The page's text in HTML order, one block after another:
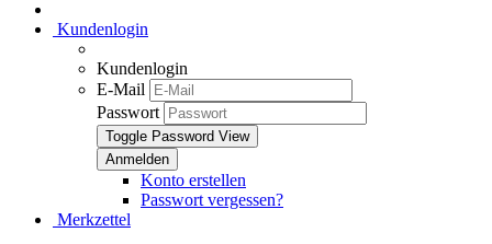
Kundenlogin
Kundenlogin
E-Mail
Passwort
Toggle Password View
Konto erstellen
Passwort vergessen?
Merkzettel